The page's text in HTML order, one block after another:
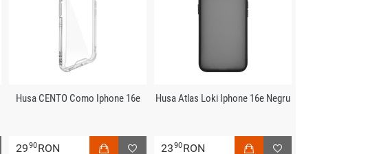
Husa CENTO Como Iphone 16e
2990RON
Husa Atlas Loki Iphone 16e Negru
2390RON